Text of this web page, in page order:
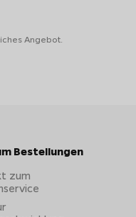
Angebot.
Bestellungen
zum